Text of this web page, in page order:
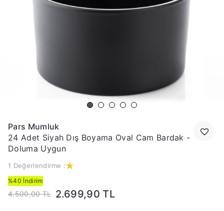
Pars Mumluk
24 Adet Siyah Dış Boyama Oval Cam Bardak -
Doluma Uygun
1 Değerlendirme :
%40 İndirim
4.500,00 TL 2.699,90 TL